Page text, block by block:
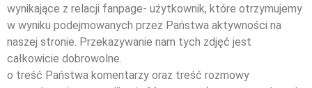
wynikające z relacji fanpage- użytkownik, które otrzymujemy
w wyniku podejmowanych przez Państwa aktywności na
naszej stronie. Przekazywanie nam tych zdjęć jest
całkowicie dobrowolne.
o treść Państwa komentarzy oraz treść rozmowy